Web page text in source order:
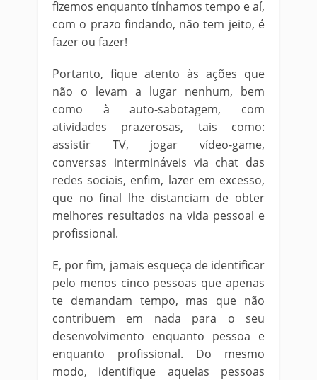
fizemos enquanto tínhamos tempo e aí,
com o prazo findando, não tem jeito, é
fazer ou fazer!
Portanto, fique atento às ações que
não o levam a lugar nenhum, bem
como à auto-sabotagem, com
atividades prazerosas, tais como:
assistir TV, jogar vídeo-game,
conversas intermináveis via chat das
redes sociais, enfim, lazer em excesso,
que no final lhe distanciam de obter
melhores resultados na vida pessoal e
profissional.
E, por fim, jamais esqueça de identificar
pelo menos cinco pessoas que apenas
te demandam tempo, mas que não
contribuem em nada para o seu
desenvolvimento enquanto pessoa e
enquanto profissional. Do mesmo
modo, identifique aquelas pessoas